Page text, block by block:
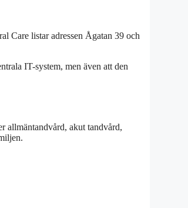
Care listar adressen Ågatan 39 och
IT-system, men även att den
allmäntandvård, akut tandvård,